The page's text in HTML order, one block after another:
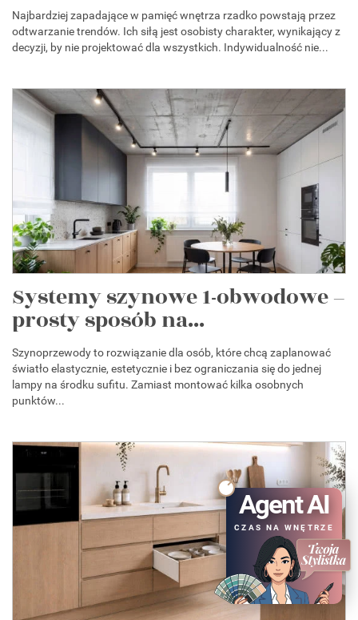
Najbardziej zapadające w pamięć wnętrza rzadko powstają przez
odtwarzanie trendów. Ich siłą jest osobisty charakter, wynikający z
decyzji, by nie projektować dla wszystkich. Indywidualność nie...
Systemy szynowe 1-obwodowe –
prosty sposób na...
Szynoprzewody to rozwiązanie dla osób, które chcą zaplanować
światło elastycznie, estetycznie i bez ograniczania się do jednej
lampy na środku sufitu. Zamiast montować kilka osobnych
punktów...
Agent AI
CZAS NA WNĘTRZE